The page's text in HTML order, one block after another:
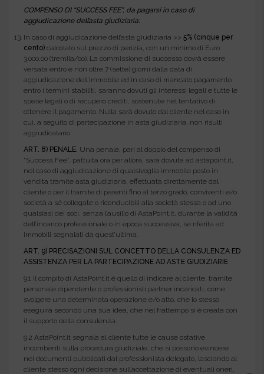
COMPENSO DI “SUCCESS FEE”, da pagarsi in caso di
aggiudicazione dell’asta giudiziaria:
In caso di aggiudicazione dell’asta giudiziaria >> 5% (cinque per
cento) calcolato sul prezzo di perizia, con un minimo di Euro
3.000,00 (tremila/oo). La commissione di successo dovrà essere
versata entro e non oltre 7 (sette) giorni dalla data di
aggiudicazione dell’immobile ed in caso di mancato pagamento
entro i termini stabiliti, saranno dovuti gli interessi legali e tutte le
spese legali o di recupero crediti, sostenute nel tentativo di
ottenere il pagamento. Nulla sarà dovuto dal cliente nel caso in
cui, a seguito di partecipazione in asta giudiziaria, non risulti
aggiudicatario.
ART. 8) PENALE: Una penale, pari al doppio del compenso di
“Success Fee”, pattuita ora per allora, sarà dovuta ad astapoint.it,
nel caso di aggiudicazione di qualsivoglia immobile posto in
vendita tramite asta giudiziaria, effettuata direttamente dal
cliente o per il tramite di parenti fino al terzo grado, conviventi e/o
società a sé collegate o riconducibili alla società stessa o ad uno
qualsiasi dei soci, senza l’ausilio di AstaPoint.it, durante la validità
dell’incarico professionale o in epoca successiva, se riferita ad
immobili segnalati da quest’ultima.
ART. 9) PRECISAZIONI SUL CONCETTO DELLA CONSULENZA ED
ASSISTENZA PER LA PARTECIPAZIONE AD ASTE GIUDIZIARIE
9.1 Il compito di AstaPoint.it è quello di indicare al cliente, tramite
personale dipendente o professionisti partner incaricati, come
svolgere una determinata operazione e/o atto, che lo stesso
eseguirà secondo una sua idea, che nel frattempo si è creata con
il supporto della consulenza.
9.2 AstaPoint.it segnala al cliente tutte le cause ostative
incombenti sulla procedura giudiziale, che si possono evincere
nei documenti pubblicati dal professionista delegato, lasciando al
cliente stesso ogni decisione sull’accettazione di eventuali oneri,